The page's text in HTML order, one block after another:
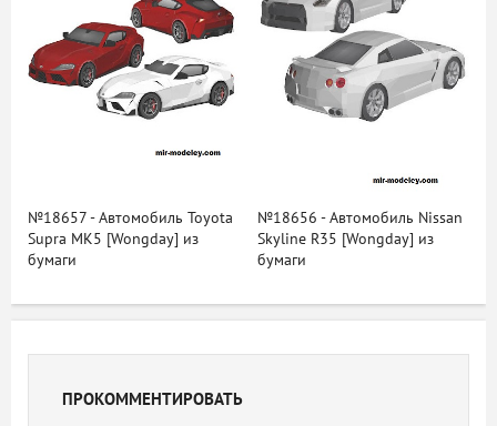
№18657 - Автомобиль Toyota
Supra MK5 [Wongday] из
бумаги
№18656 - Автомобиль Nissan
Skyline R35 [Wongday] из
бумаги
ПРОКОММЕНТИРОВАТЬ